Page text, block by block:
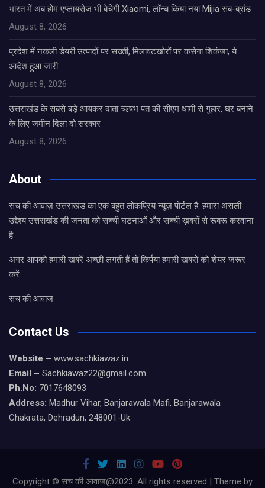
भारत में अब होम एप्लायंसेज भी बेचेगी Xiaomi, लॉन्च किया नया Mijia सब-ब्रांड
August 8, 2026
प्रदेश में नकली डेयरी उत्पादों पर सख्ती, मिलावटखोरों पर कसेगा शिकंजा, ये
आदेश हुआ जारी
August 8, 2026
उत्तराखंड के सबसे बड़े आयकर दाता ऋषभ पंत की सीएम धामी से गुहार, घर बनाने
के लिए जमीन दिला दो सरकार
August 8, 2026
About
सच की आवाज़ उत्तराखंड का एक बहुत लोकप्रिय न्यूज़ पोर्टल है. हमारा असली
उद्देश्य उत्तराखंड की जनता को सच्ची घटनाओं और सच्ची ख़बरों से रूबरू करवाना
है.
अगर आपको हमारी खबरें अच्छी लगती हैं तो किर्पया हमारी खबरों को शेयर जरूर
करें.
सच की आवाज
Contact Us
Website – www.sachkiawaz.in
Email – Sachkiawaz22@gmail.com
Ph.No: 7017648093
Address: Madhur Vihar, Banjarawala Mafi, Banjarawala
Chakrata, Dehradun, 248001-Uk
Copyright © सच की आवाज@2023. All rights reserved | Theme by